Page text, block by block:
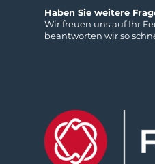
Haben Sie weitere
Wir freuen uns auf Ihr
beantworten wir so